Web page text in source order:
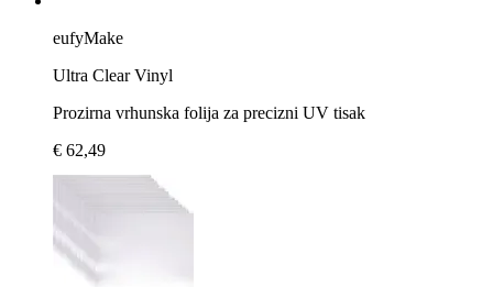
eufyMake
Ultra Clear Vinyl
Prozirna vrhunska folija za precizni UV tisak
€ 62,49